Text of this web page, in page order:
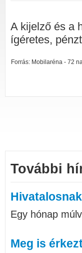
A kijelző és a
ígéretes,
Forrás: Mobilaréna - 72
További
Egy hónap
Meg is